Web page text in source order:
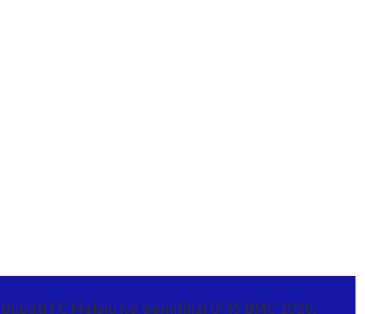
Bupati FC Melaju ke Semifinal U-45 BMC 2026,